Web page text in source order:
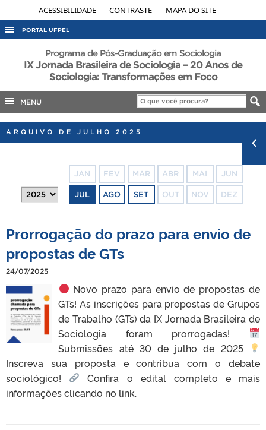
ACESSIBILIDADE CONTRASTE MAPA DO SITE
PORTAL UFPEL
ACESSO À INFORMAÇÃO
AUDITORIA
COBALTO
EDITAIS
PORTARIAS
Programa de Pós-Graduação em Sociologia
IX Jornada Brasileira de Sociologia – 20 Anos de
Sociologia: Transformações em Foco
MENU
ARQUIVO DE JULHO 2025
JAN FEV MAR ABR MAI JUN
JUL AGO SET OUT NOV DEZ
Prorrogação do prazo para envio de
propostas de GTs
24/07/2025
Novo prazo para envio de propostas de
GTs! As inscrições para propostas de Grupos
de Trabalho (GTs) da IX Jornada Brasileira de
Sociologia foram prorrogadas!
Submissões até 30 de julho de 2025
Inscreva sua proposta e contribua com o debate
sociológico!
Confira o edital completo e mais
informações clicando no link.